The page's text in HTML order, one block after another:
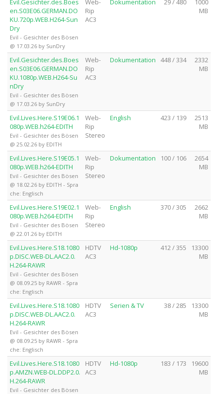
Evil.Gesichter.des.Boes
en.S03E06.GERMAN.DO
KU.720p.WEB.H264-Sun
Dry
Evil - Gesichter des Bösen
@ 17.03.26 by SunDry
Web-
Rip
AC3
Dokumentation 29 / 480
1000
MB
Evil.Gesichter.des.Boes
en.S03E06.GERMAN.DO
KU.1080p.WEB.H264-Su
nDry
Evil - Gesichter des Bösen
@ 17.03.26 by SunDry
Web-
Rip
AC3
Dokumentation 448 / 334
2332
MB
Evil.Lives.Here.S19E06.1
080p.WEB.h264-EDITH
Evil - Gesichter des Bösen
@ 25.02.26 by EDITH
Web-
Rip
Stereo
English 423 / 139
2513
MB
Evil.Lives.Here.S19E05.1
080p.WEB.h264-EDITH
Evil - Gesichter des Bösen
@ 18.02.26 by EDITH - Spra
che: Englisch
Web-
Rip
Stereo
Dokumentation 100 / 106
2654
MB
Evil.Lives.Here.S19E02.1
080p.WEB.h264-EDITH
Evil - Gesichter des Bösen
@ 22.01.26 by EDITH
Web-
Rip
Stereo
English 370 / 305
2662
MB
Evil.Lives.Here.S18.1080
p.DISC.WEB-DL.AAC2.0.
H.264-RAWR
Evil - Gesichter des Bösen
@ 08.09.25 by RAWR - Spra
che: Englisch
HDTV
AC3
Hd-1080p 412 / 355
13300
MB
Evil.Lives.Here.S18.1080
p.DISC.WEB-DL.AAC2.0.
H.264-RAWR
Evil - Gesichter des Bösen
@ 08.09.25 by RAWR - Spra
che: Englisch
HDTV
AC3
Serien & TV 38 / 285
13300
MB
Evil.Lives.Here.S18.1080
p.AMZN.WEB-DL.DDP2.0.
H.264-RAWR
Evil - Gesichter des Bösen
HDTV
AC3
Hd-1080p 183 / 173
19600
MB